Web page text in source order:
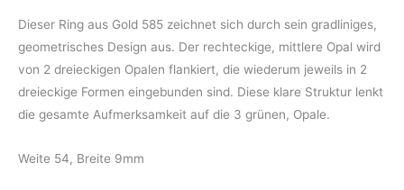
Dieser Ring aus Gold 585 zeichnet sich durch sein gradliniges,
geometrisches Design aus. Der rechteckige, mittlere Opal wird
von 2 dreieckigen Opalen flankiert, die wiederum jeweils in 2
dreieckige Formen eingebunden sind. Diese klare Struktur lenkt
die gesamte Aufmerksamkeit auf die 3 grünen, Opale.
Weite 54, Breite 9mm